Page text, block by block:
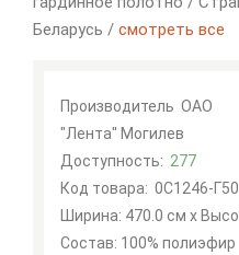
Беларусь / смотреть все
Производитель ОАО
"Лента" Могилев
Доступность: 277
Код товара: 0С1246-Г50
Ширина: 470.0 см x
Состав: 100% полиэфир